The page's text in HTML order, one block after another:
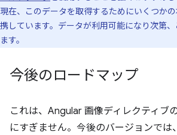
現在、このデータを取得するためにいくつか
携しています。データが利用可能になり次第
ます。
今後のロードマップ
これは、Angular 画像ディレクティブ
にすぎません。今後のバージョンでは